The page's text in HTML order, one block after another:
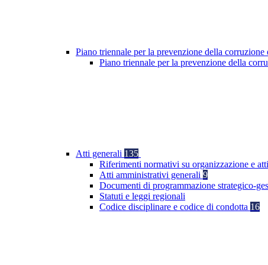
Piano triennale per la prevenzione della corruzione
Piano triennale per la prevenzione della
Atti generali 135
Riferimenti normativi su organizzazione e
Atti amministrativi generali 9
Documenti di programmazione strategico-
Statuti e leggi regionali
Codice disciplinare e codice di condotta 16